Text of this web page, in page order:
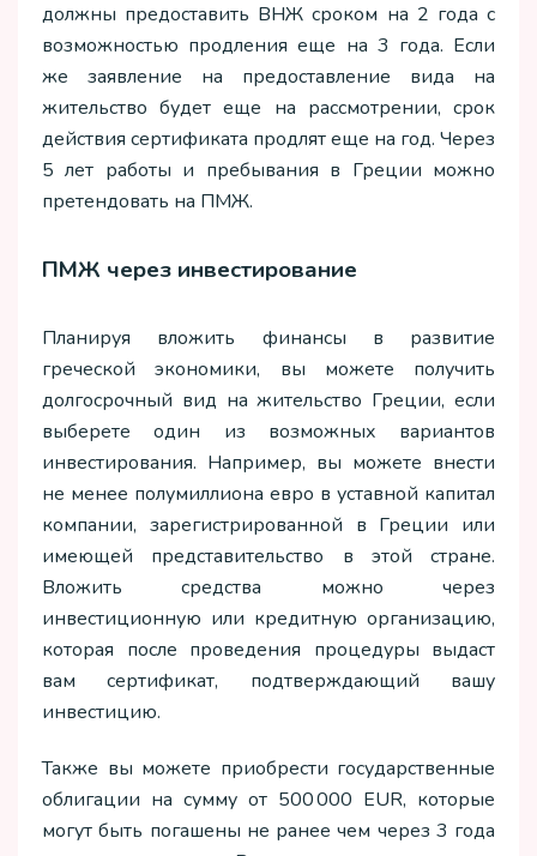
должны предоставить ВНЖ сроком на 2 года с
возможностью продления еще на 3 года. Если
же заявление на предоставление вида на
жительство будет еще на рассмотрении, срок
действия сертификата продлят еще на год. Через
5 лет работы и пребывания в Греции можно
претендовать на ПМЖ.
ПМЖ через инвестирование
Планируя вложить финансы в развитие
греческой экономики, вы можете получить
долгосрочный вид на жительство Греции, если
выберете один из возможных вариантов
инвестирования. Например, вы можете внести
не менее полумиллиона евро в уставной капитал
компании, зарегистрированной в Греции или
имеющей представительство в этой стране.
Вложить средства можно через
инвестиционную или кредитную организацию,
которая после проведения процедуры выдаст
вам сертификат, подтверждающий вашу
инвестицию.
Также вы можете приобрести государственные
облигации на сумму от 500 000 EUR, которые
могут быть погашены не ранее чем через 3 года